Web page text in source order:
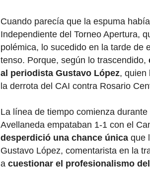
Cuando parecía que la espuma
Independiente del Torneo Apertura,
polémica, lo sucedido en la tarde de
tenso. Porque, según lo trascendido,
al periodista Gustavo López, quien
la derrota del CAI contra Rosario
La línea de tiempo comienza
Avellaneda empataban 1-1 con el
desperdició una chance única que
Gustavo López, comentarista en la
a cuestionar el profesionalismo